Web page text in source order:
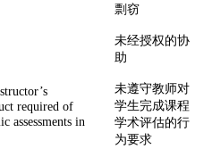
剽窃
未经授权的协
助
required of
assessments in
未遵守教师对
学生完成课程
学术评估的行
为要求